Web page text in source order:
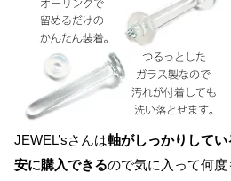
JEWEL’sさんは軸がしっかりしてい
安に購入できるので気に入って何